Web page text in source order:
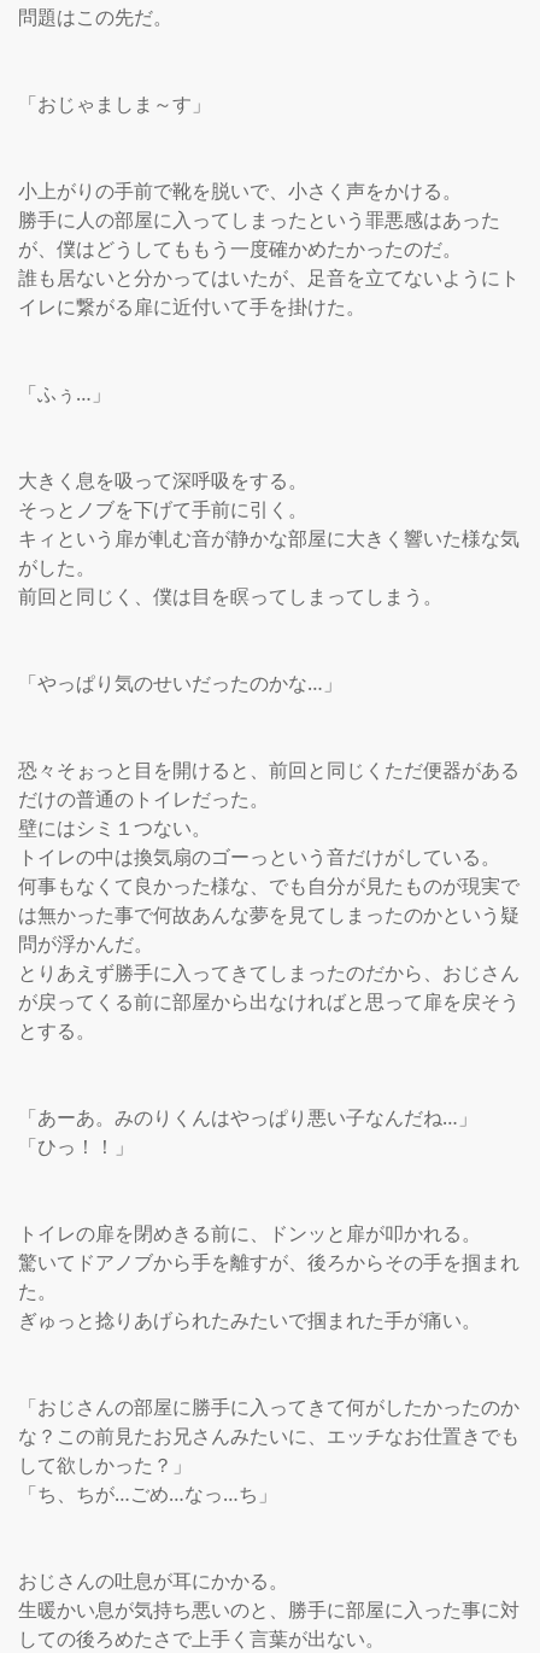
問題はこの先だ。
「おじゃましま～す」
小上がりの手前で靴を脱いで、小さく声をかける。
勝手に人の部屋に入ってしまったという罪悪感はあった
が、僕はどうしてももう一度確かめたかったのだ。
誰も居ないと分かってはいたが、足音を立てないようにト
イレに繋がる扉に近付いて手を掛けた。
「ふぅ…」
大きく息を吸って深呼吸をする。
そっとノブを下げて手前に引く。
キィという扉が軋む音が静かな部屋に大きく響いた様な気
がした。
前回と同じく、僕は目を瞑ってしまってしまう。
「やっぱり気のせいだったのかな…」
恐々そぉっと目を開けると、前回と同じくただ便器がある
だけの普通のトイレだった。
壁にはシミ１つない。
トイレの中は換気扇のゴーっという音だけがしている。
何事もなくて良かった様な、でも自分が見たものが現実で
は無かった事で何故あんな夢を見てしまったのかという疑
問が浮かんだ。
とりあえず勝手に入ってきてしまったのだから、おじさん
が戻ってくる前に部屋から出なければと思って扉を戻そう
とする。
「あーあ。みのりくんはやっぱり悪い子なんだね…」
「ひっ！！」
トイレの扉を閉めきる前に、ドンッと扉が叩かれる。
驚いてドアノブから手を離すが、後ろからその手を掴まれ
た。
ぎゅっと捻りあげられたみたいで掴まれた手が痛い。
「おじさんの部屋に勝手に入ってきて何がしたかったのか
な？この前見たお兄さんみたいに、エッチなお仕置きでも
して欲しかった？」
「ち、ちが…ごめ…なっ…ち」
おじさんの吐息が耳にかかる。
生暖かい息が気持ち悪いのと、勝手に部屋に入った事に対
しての後ろめたさで上手く言葉が出ない。